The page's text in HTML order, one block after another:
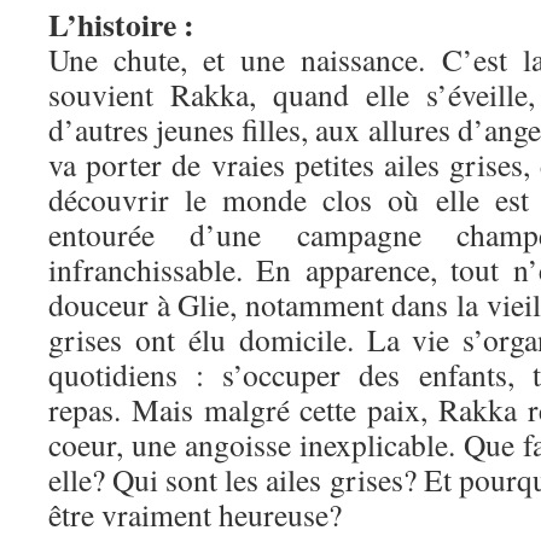
L’histoire :
Une chute, et une naissance. C’est
souvient Rakka, quand elle
d’autres jeunes filles, aux allures
va porter de vraies petites ailes
découvrir le monde clos où elle
entourée d’une campagne
infranchissable. En apparence, tout
douceur à Glie, notamment dans la
grises ont élu domicile. La vie
quotidiens : s’occuper des enfants,
repas. Mais malgré cette paix, Rakka
coeur, une angoisse inexplicable. Que
elle? Qui sont les ailes grises? Et
être vraiment heureuse?